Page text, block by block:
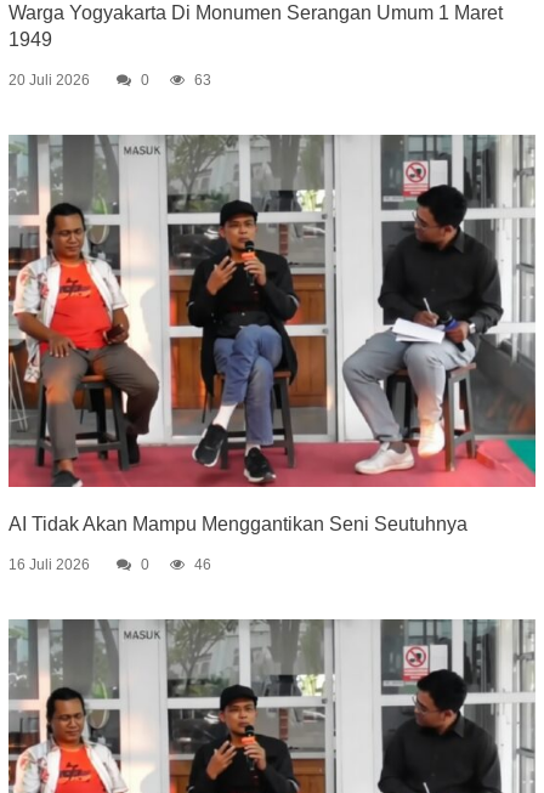
Warga Yogyakarta Di Monumen Serangan Umum 1 Maret
1949
20 Juli 2026 0 63
AI Tidak Akan Mampu Menggantikan Seni Seutuhnya
16 Juli 2026 0 46